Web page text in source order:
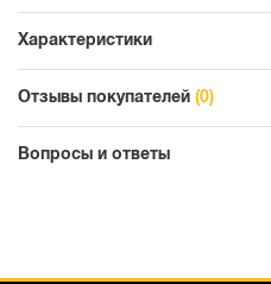
Характеристики
Отзывы покупателей (0)
Вопросы и ответы